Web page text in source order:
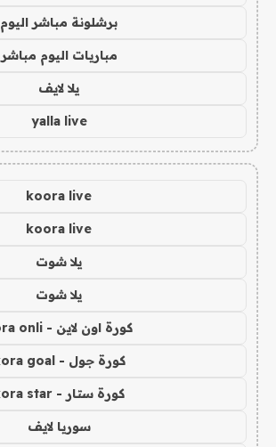
برشلونة مباشر اليوم
مباريات اليوم مباشر
يلا لايف
yalla live
koora live
koora live
يلا شوت
يلا شوت
كورة اون لاين - kora onli
كورة جول - kora goal
كورة ستار - kora star
سوريا لايف